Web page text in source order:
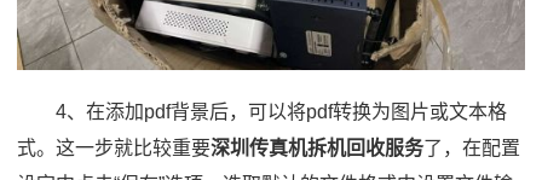
4、在添加pdf背景后，可以将pdf转换为图片或文本格
式。这一步就比较重要深圳传真机拆机回收服务了，在配置